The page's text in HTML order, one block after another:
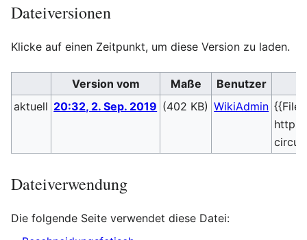
Dateiversionen
Klicke auf einen Zeitpunkt, um diese Version zu laden.
Version vom Maße
Benutzer
aktuell 20:32, 2. Sep. 2019 (402 KB) WikiAdmin
Dateiverwendung
Die folgende Seite verwendet diese Datei: